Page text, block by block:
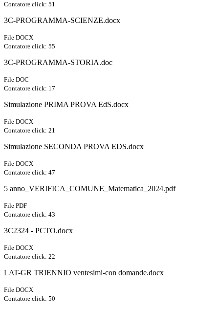
Contatore click: 51
3C-PROGRAMMA-SCIENZE.docx
File DOCX
Contatore click: 55
3C-PROGRAMMA-STORIA.doc
File DOC
Contatore click: 17
Simulazione PRIMA PROVA EdS.docx
File DOCX
Contatore click: 21
Simulazione SECONDA PROVA EDS.docx
File DOCX
Contatore click: 47
5 anno_VERIFICA_COMUNE_Matematica_2024.pdf
File PDF
Contatore click: 43
3C2324 - PCTO.docx
File DOCX
Contatore click: 22
LAT-GR TRIENNIO ventesimi-con domande.docx
File DOCX
Contatore click: 50